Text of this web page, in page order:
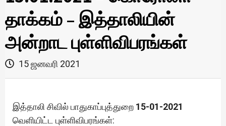
தாக்கம் – இத்தாலியின்
அன்றாட புள்ளிவிபரங்கள்
15 ஜனவரி 2021
இத்தாலி சிவில் பாதுகாப்புத்துறை 15-01-2021
வெளியிட்ட புள்ளிவிபரங்கள்: